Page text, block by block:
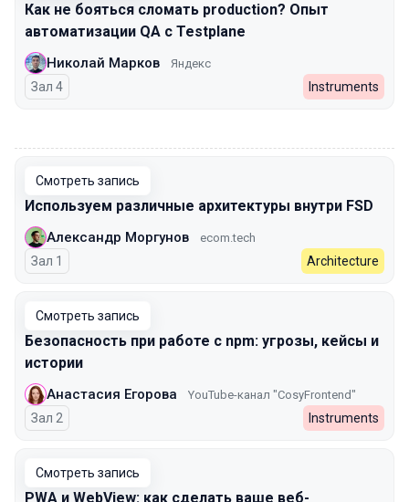
Как не бояться сломать production? Опыт
автоматизации QA с Testplane
Николай Марков Яндекс
Зал 4 Instruments
Смотреть запись
Используем различные архитектуры внутри FSD
Александр Моргунов ecom.tech
Зал 1 Architecture
Смотреть запись
Безопасность при работе с npm: угрозы, кейсы и
истории
Анастасия Егорова YouTube-канал "CosyFrontend"
Зал 2 Instruments
Смотреть запись
PWA и WebView: как сделать ваше веб-